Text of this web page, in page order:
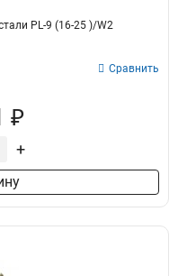
PL-9 (16-25 )/W2
Сравнить
₽
+